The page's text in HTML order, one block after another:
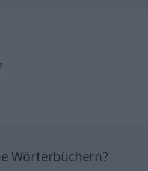
Wörterbüchern?